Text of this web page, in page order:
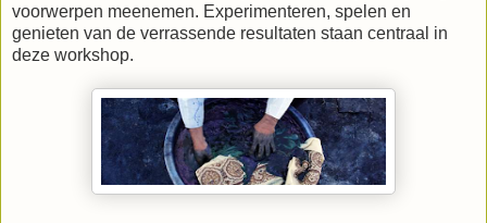
voorwerpen meenemen. Experimenteren, spelen en
genieten van de verrassende resultaten staan centraal in
deze workshop.